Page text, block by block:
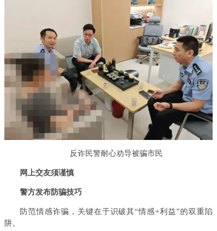
反诈民警耐心劝导被骗市民
网上交友须谨慎
警方发布防骗技巧
防范情感诈骗，关键在于识破其“情感+利益”的双重陷
阱。